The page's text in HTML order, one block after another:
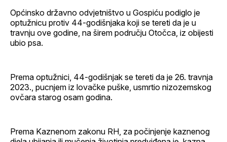
Općinsko državno odvjetništvo u Gospiću podiglo je
optužnicu protiv 44-godišnjaka koji se tereti da je u
travnju ove godine, na širem području Otočca, iz obijesti
ubio psa.
Prema optužnici, 44-godišnjak se tereti da je 26. travnja
2023., pucnjem iz lovačke puške, usmrtio nizozemskog
ovčara starog osam godina.
Prema Kaznenom zakonu RH, za počinjenje kaznenog